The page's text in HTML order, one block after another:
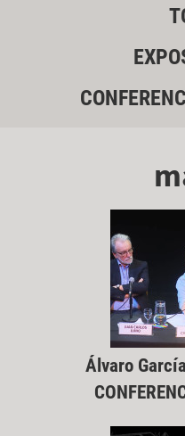
Álvaro